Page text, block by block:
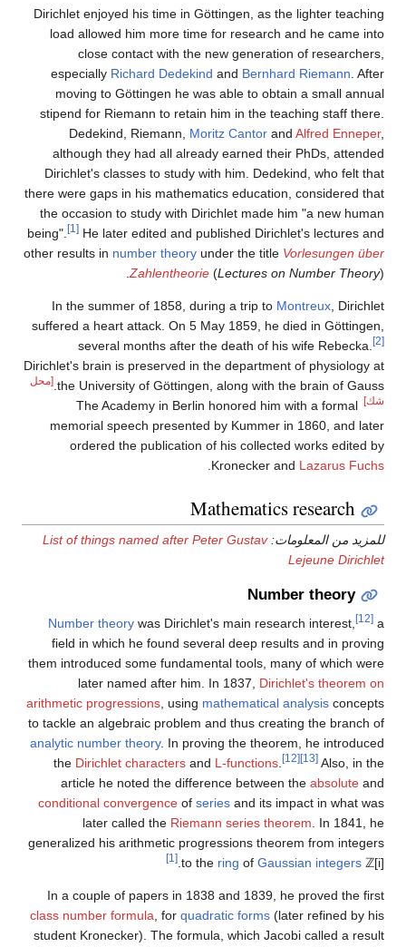
Dirichlet enjoyed his time in Göttingen, as the lighter teaching
load allowed him more time for research and he came into
close contact with the new generation of researchers,
especially Richard Dedekind and Bernhard Riemann . After
moving to Göttingen he was able to obtain a small annual
stipend for Riemann to retain him in the teaching staff there.
Dedekind, Riemann, Moritz Cantor and Alfred Enneper,
although they had all already earned their PhDs, attended
Dirichlet's classes to study with him. Dedekind, who felt that
there were gaps in his mathematics education, considered that
the occasion to study with Dirichlet made him "a new human
being".
[1] He later edited and published Dirichlet's lectures and
other results in number theory under the title Vorlesungen über
Zahlentheorie (Lectures on Number Theory).
In the summer of 1858, during a trip to Montreux , Dirichlet
suffered a heart attack. On 5 May 1859, he died in Göttingen,
several months after the death of his wife Rebecka.
[2]
Dirichlet's brain is preserved in the department of physiology at
the University of Göttingen, along with the brain of Gauss. [محل
شك] The Academy in Berlin honored him with a formal
memorial speech presented by Kummer in 1860, and later
ordered the publication of his collected works edited by
Kronecker and Lazarus Fuchs
Mathematics research
للمزيد من المعلومات:List of things named after Peter Gustav
Lejeune Dirichlet
Number theory
Number theory was Dirichlet's main research interest, [12] a
field in which he found several deep results and in proving
them introduced some fundamental tools, many of which were
later named after him. In 1837, Dirichlet's theorem on
arithmetic progressions, using mathematical analysis concepts
to tackle an algebraic problem and thus creating the branch of
analytic number theory. In proving the theorem, he introduced
the Dirichlet characters and L-functions. [12] [13] Also, in the
article he noted the difference between the absolute and
conditional convergence of series and its impact in what was
later called the Riemann series theorem. In 1841, he
generalized his arithmetic progressions theorem from integers
to the ring of Gaussian integers ℤ[i]
.
[1]
In a couple of papers in 1838 and 1839, he proved the first
class number formula, for quadratic forms (later refined by his
student Kronecker). The formula, which Jacobi called a result